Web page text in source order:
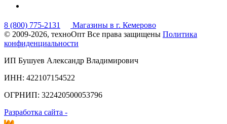
8 (800) 775-2131
Магазины в г. Кемерово
© 2009-2026, техноОпт Все права защищены Политика
конфиденциальности
ИП Бушуев Александр Владимирович
ИНН: 422107154522
ОГРНИП: 322420500053796
Разработка сайта -